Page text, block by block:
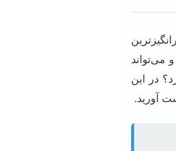
می‌تواند
در این
آورید.